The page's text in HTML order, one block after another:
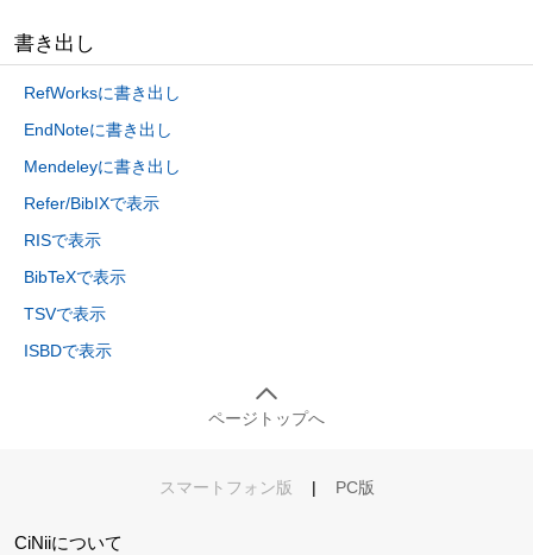
書き出し
RefWorksに書き出し
EndNoteに書き出し
Mendeleyに書き出し
Refer/BibIXで表示
RISで表示
BibTeXで表示
TSVで表示
ISBDで表示
ページトップへ
スマートフォン版 | PC版
CiNiiについて